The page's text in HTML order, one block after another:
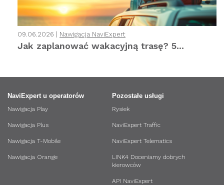
09.06.2026 | Nawigacja NaviExpert
Jak zaplanować wakacyjną trasę? 5...
NaviExpert u operatorów
Nawigacja Play
Nawigacja Plus
Nawigacja T-Mobile
Nawigacja Orange
Pozostałe usługi
Rysiek
NaviExpert Traffic
NaviExpert Telematics
LINK4 Doceniamy dobrych
kierowców
API NaviExpert